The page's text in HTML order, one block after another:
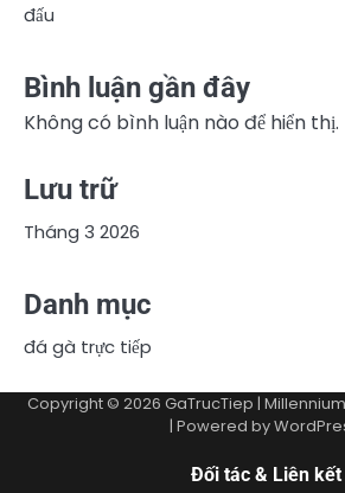
đấu
Bình luận gần đây
Không có bình luận nào để hiển thị.
Lưu trữ
Tháng 3 2026
Danh mục
đá gà trực tiếp
Copyright © 2026 GaTrucTiep |
| Powered by
Đối tác & Liên kết